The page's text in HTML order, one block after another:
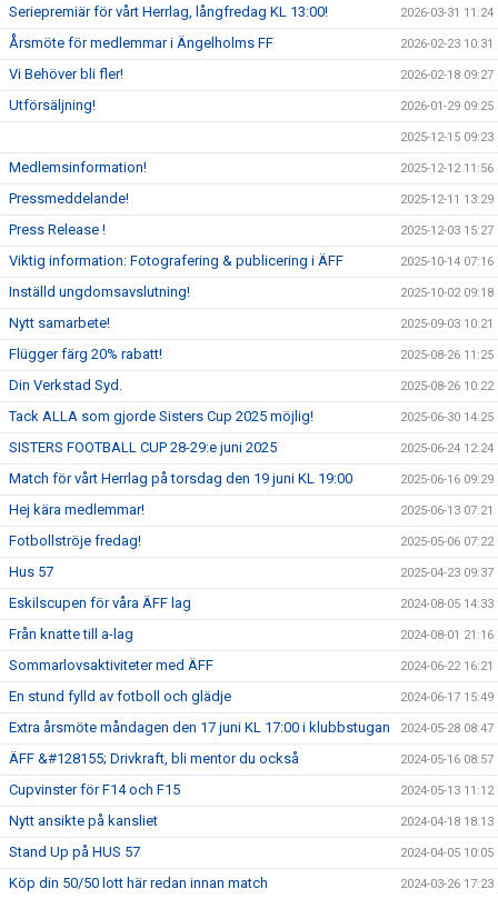
Seriepremiär för vårt Herrlag, långfredag KL 13:00! 2026-03-31 11:24
Årsmöte för medlemmar i Ängelholms FF 2026-02-23 10:31
Vi Behöver bli fler! 2026-02-18 09:27
Utförsäljning! 2026-01-29 09:25
2025-12-15 09:23
Medlemsinformation! 2025-12-12 11:56
Pressmeddelande! 2025-12-11 13:29
Press Release ! 2025-12-03 15:27
Viktig information: Fotografering & publicering i ÄFF 2025-10-14 07:16
Inställd ungdomsavslutning! 2025-10-02 09:18
Nytt samarbete! 2025-09-03 10:21
Flügger färg 20% rabatt! 2025-08-26 11:25
Din Verkstad Syd. 2025-08-26 10:22
Tack ALLA som gjorde Sisters Cup 2025 möjlig! 2025-06-30 14:25
SISTERS FOOTBALL CUP 28-29:e juni 2025 2025-06-24 12:24
Match för vårt Herrlag på torsdag den 19 juni KL 19:00 2025-06-16 09:29
Hej kära medlemmar! 2025-06-13 07:21
Fotbollströje fredag! 2025-05-06 07:22
Hus 57 2025-04-23 09:37
Eskilscupen för våra ÄFF lag 2024-08-05 14:33
Från knatte till a-lag 2024-08-01 21:16
Sommarlovsaktiviteter med ÄFF 2024-06-22 16:21
En stund fylld av fotboll och glädje 2024-06-17 15:49
Extra årsmöte måndagen den 17 juni KL 17:00 i klubbstugan 2024-05-28 08:47
ÄFF &#128155; Drivkraft, bli mentor du också 2024-05-16 08:57
Cupvinster för F14 och F15 2024-05-13 11:12
Nytt ansikte på kansliet 2024-04-18 18:13
Stand Up på HUS 57 2024-04-05 10:05
Köp din 50/50 lott här redan innan match 2024-03-26 17:23